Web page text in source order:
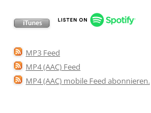
MP3 Feed
MP4 (AAC) Feed
MP4 (AAC) mobile Feed abonnieren.